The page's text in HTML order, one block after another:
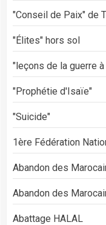
"Conseil de Paix" de
"Élites" hors sol
"leçons de la guerre à
"Prophétie d'Isaïe"
"Suicide"
1ère Fédération
Abandon des
Abandon des
Abattage HALAL